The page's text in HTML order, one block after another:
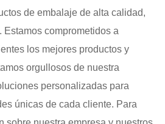
de embalaje de alta calidad,
comprometidos a
los mejores productos y
orgullosos de nuestra
personalizadas para
únicas de cada cliente. Para